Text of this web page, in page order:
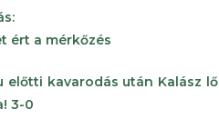
ért a mérkőzés
előtti kavarodás után Kalász lő
3-0